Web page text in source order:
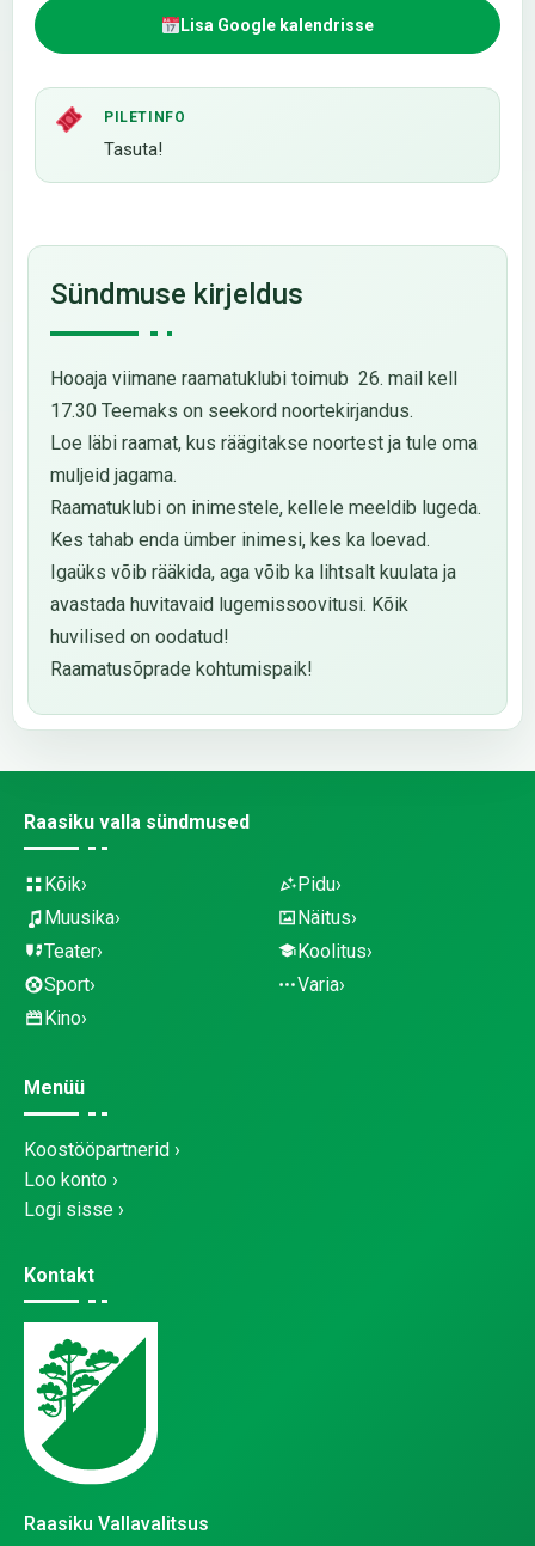
Lisa Google kalendrisse
PILETINFO
Tasuta!
Sündmuse kirjeldus
Hooaja viimane raamatuklubi toimub 26. mail kell
17.30 Teemaks on seekord noortekirjandus.
Loe läbi raamat, kus räägitakse noortest ja tule oma
muljeid jagama.
Raamatuklubi on inimestele, kellele meeldib lugeda.
Kes tahab enda ümber inimesi, kes ka loevad.
Igaüks võib rääkida, aga võib ka lihtsalt kuulata ja
avastada huvitavaid lugemissoovitusi. Kõik
huvilised on oodatud!
Raamatusõprade kohtumispaik!
Raasiku valla sündmused
Kõik
Muusika
Teater
Sport
Kino
Pidu
Näitus
Koolitus
Varia
Menüü
Koostööpartnerid
Loo konto
Logi sisse
Kontakt
Raasiku Vallavalitsus